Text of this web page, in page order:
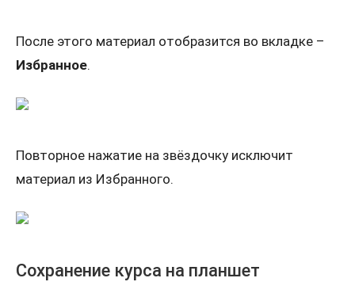
После этого материал отобразится во вкладке –
Избранное.
Повторное нажатие на звёздочку исключит
материал из Избранного.
Сохранение курса на планшет